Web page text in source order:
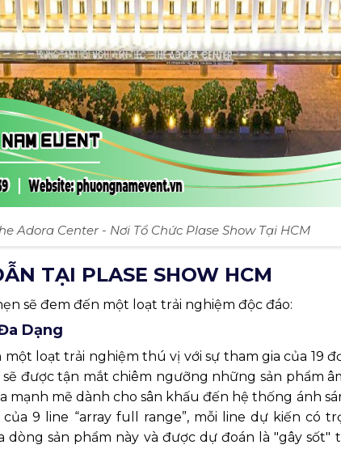
Adora Center - Nơi Tổ Chức Plase Show Tại HCM
TẠI PLASE SHOW HCM
sẽ đem đến một loạt trải nghiệm độc đáo:
Dạng
loạt trải nghiệm thú vị với sự tham gia của 19
được tận mắt chiêm ngưỡng những sản phẩm
mẽ dành cho sân khấu đến hệ thống ánh
9 line “array full range”, mỗi line dự kiến có
dòng sản phẩm này và được dự đoán là "gây